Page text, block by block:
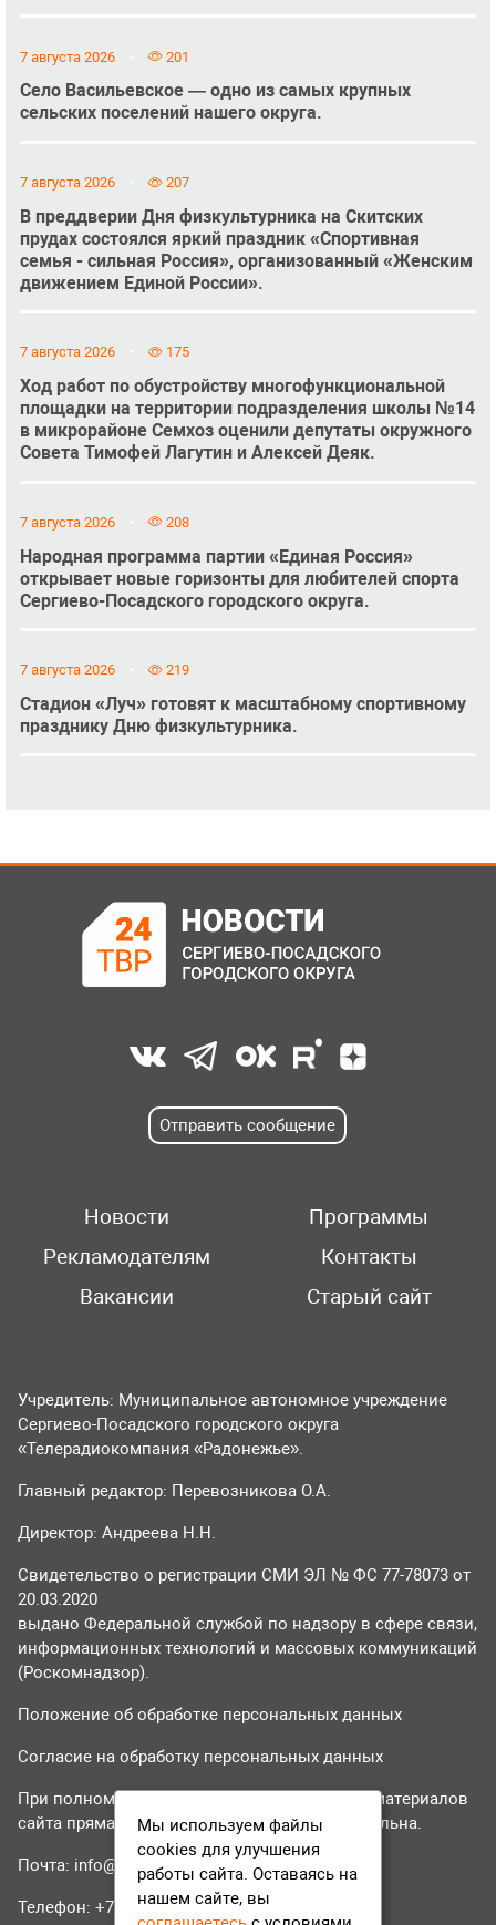
7 августа 2026 201
Село Васильевское — одно из самых крупных
сельских поселений нашего округа.
7 августа 2026 207
В преддверии Дня физкультурника на Скитских
прудах состоялся яркий праздник «Спортивная
семья - сильная Россия», организованный «Женским
движением Единой России».
7 августа 2026 175
Ход работ по обустройству многофункциональной
площадки на территории подразделения школы №14
в микрорайоне Семхоз оценили депутаты окружного
Совета Тимофей Лагутин и Алексей Деяк.
7 августа 2026 208
Народная программа партии «Единая Россия»
открывает новые горизонты для любителей спорта
Сергиево-Посадского городского округа.
7 августа 2026 219
Стадион «Луч» готовят к масштабному спортивному
празднику Дню физкультурника.
Отправить сообщение
Новости
Программы
Рекламодателям
Контакты
Вакансии
Старый сайт
Учредитель: Муниципальное автономное учреждение
Сергиево-Посадского городского округа
«Телерадиокомпания «Радонежье».
Главный редактор: Перевозникова О.А.
Директор: Андреева Н.Н.
Свидетельство о регистрации СМИ ЭЛ № ФС 77-78073 от
20.03.2020
выдано Федеральной службой по надзору в сфере связи,
информационных технологий и массовых коммуникаций
(Роскомнадзор).
Положение об обработке персональных данных
Согласие на обработку персональных данных
При полном или частичном использовании материалов
сайта прямая гиперссылка на tvr24.tv обязательна.
Почта: info@tvr24.tv
Телефон: +7 (496) 551-04-95
Мы используем файлы
cookies для улучшения
работы сайта. Оставаясь на
нашем сайте, вы